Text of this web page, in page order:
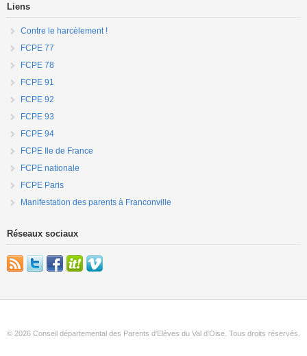
Liens
Contre le harcèlement !
FCPE 77
FCPE 78
FCPE 91
FCPE 92
FCPE 93
FCPE 94
FCPE Ile de France
FCPE nationale
FCPE Paris
Manifestation des parents à Franconville
Réseaux sociaux
© 2026 Conseil départemental des Parents d'Elèves du Val d'Oise. Tous droits réservés.